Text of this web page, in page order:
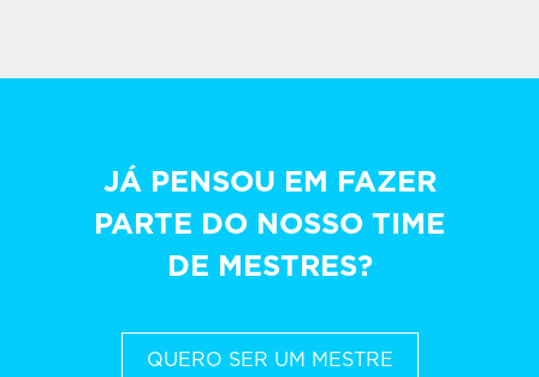
JÁ PENSOU EM FAZER
PARTE DO NOSSO TIME
DE MESTRES?
QUERO SER UM MESTRE